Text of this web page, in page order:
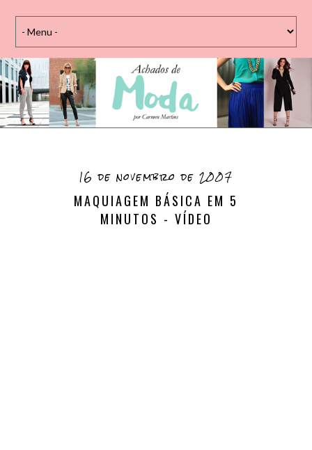
16 de novembro de 2007
MAQUIAGEM BÁSICA EM 5
MINUTOS - VÍDEO